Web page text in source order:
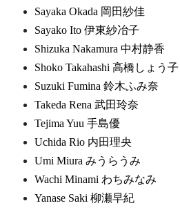
Sayaka Okada 岡田紗佳
Sayako Ito 伊東紗冶子
Shizuka Nakamura 中村静香
Shoko Takahashi 高橋しょう子
Suzuki Fumina 鈴木ふみ奈
Takeda Rena 武田玲奈
Tejima Yuu 手島優
Uchida Rio 内田理央
Umi Miura みうらうみ
Wachi Minami わちみなみ
Yanase Saki 柳瀬早紀